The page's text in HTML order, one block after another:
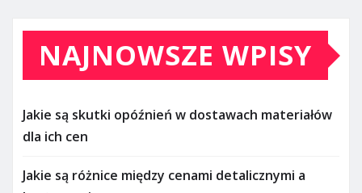
NAJNOWSZE WPISY
Jakie są skutki opóźnień w dostawach materiałów
dla ich cen
Jakie są różnice między cenami detalicznymi a